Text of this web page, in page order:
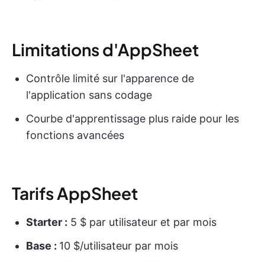
Limitations d'AppSheet
Contrôle limité sur l'apparence de
l'application sans codage
Courbe d'apprentissage plus raide pour les
fonctions avancées
Tarifs AppSheet
Starter : 5 $ par utilisateur et par mois
Base : 10 $/utilisateur par mois